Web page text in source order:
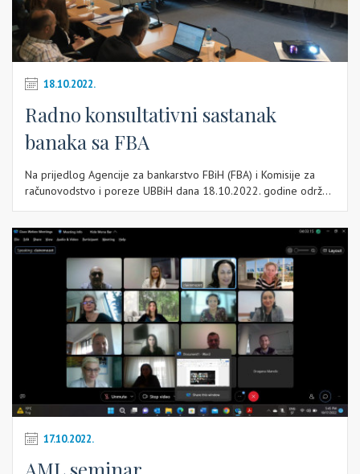
18.10.2022.
Radno konsultativni sastanak
banaka sa FBA
Na prijedlog Agencije za bankarstvo FBiH (FBA) i Komisije za
računovodstvo i poreze UBBiH dana 18.10.2022. godine održ...
17.10.2022.